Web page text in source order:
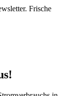
Frische